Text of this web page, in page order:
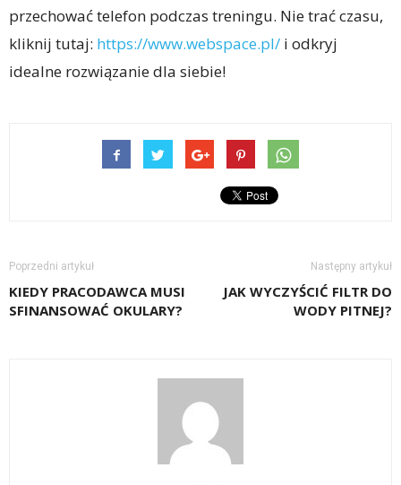
przechować telefon podczas treningu. Nie trać czasu,
kliknij tutaj: https://www.webspace.pl/ i odkryj
idealne rozwiązanie dla siebie!
Poprzedni artykuł
KIEDY PRACODAWCA MUSI
SFINANSOWAĆ OKULARY?
Następny artykuł
JAK WYCZYŚCIĆ FILTR DO
WODY PITNEJ?